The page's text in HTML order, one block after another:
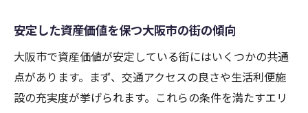
安定した資産価値を保つ大阪市の街の傾向
大阪市で資産価値が安定している街にはいくつかの共通
点があります。まず、交通アクセスの良さや生活利便施
設の充実度が挙げられます。これらの条件を満たすエリ